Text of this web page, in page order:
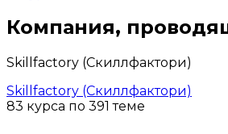
Компания,
Skillfactory (Скиллфактори)
Skillfactory (Скиллфактори)
83 курса по 391 теме